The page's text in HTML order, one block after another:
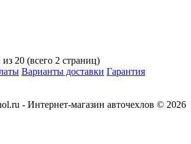
20 (всего 2 страниц)
Варианты доставки Гарантия
- Интернет-магазин авточехлов © 2026